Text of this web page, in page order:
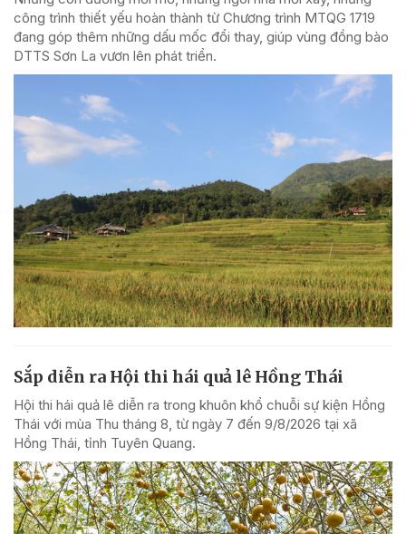
công trình thiết yếu hoàn thành từ Chương trình MTQG 1719
đang góp thêm những dấu mốc đổi thay, giúp vùng đồng bào
DTTS Sơn La vươn lên phát triển.
Sắp diễn ra Hội thi hái quả lê Hồng Thái
Hội thi hái quả lê diễn ra trong khuôn khổ chuỗi sự kiện Hồng
Thái với mùa Thu tháng 8, từ ngày 7 đến 9/8/2026 tại xã
Hồng Thái, tỉnh Tuyên Quang.